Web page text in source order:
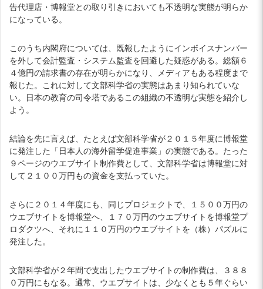
告代理店・博報堂との取り引きにおいても不透明な実態が明らか
になっている。
このうち内閣府については、既報したようにインボイスナンバー
を外して会計監査・システム監査を回避した疑惑がある。総額６
４億円の請求書の存在が明らかになり、メディアもある程度まで
報じた。これに対して文部科学省の実態はあまり知られていな
い。日本の教育の司令塔であるこの組織の不透明な実態を紹介し
よう。
結論を先に言えば、たとえば文部科学省が２０１５年度に博報堂
に発注した「日本人の海外留学促進事業」の実態である。たった
９ページのウエブサイト制作費として、文部科学省は博報堂に対
して２１００万円もの資金を支払っていた。
さらに２０１４年度にも、同じプロジェクトで、１５００万円の
ウエブサイトを博報堂へ、１７０万円のウエブサイトを博報堂プ
ロダクツへ、それに１１０万円のウエブサイトを（株）パズルに
発注した。
文部科学省が２年間で支出したウエブサイトの制作費は、３８８
０万円にもなる。通常、ウエブサイトは、少なくとも５年ぐらい